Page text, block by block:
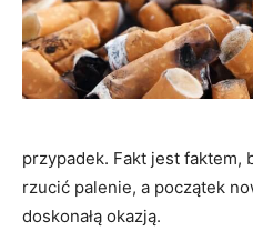
przypadek. Fakt jest faktem,
rzucić palenie, a początek
doskonałą okazją.